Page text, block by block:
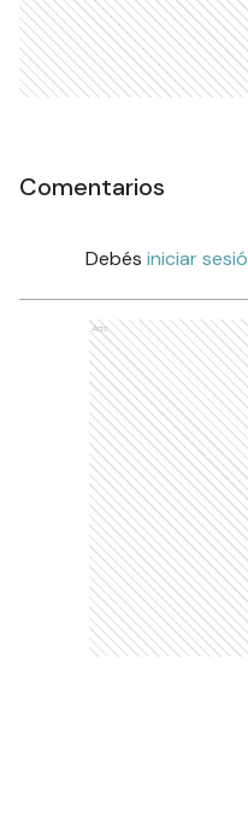
Comentarios
Debés iniciar
Ads